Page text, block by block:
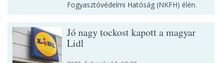
Fogyasztóvédelmi Hatóság (NKFH) élén.
Jó nagy tockost kapott a magyar
Lidl